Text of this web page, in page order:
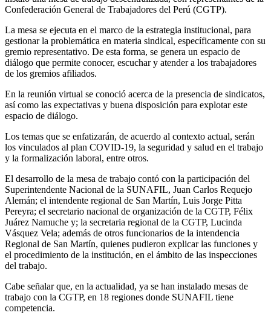
Confederación General de Trabajadores del Perú (CGTP).
La mesa se ejecuta en el marco de la estrategia institucional, para
gestionar la problemática en materia sindical, específicamente con su
gremio representativo. De esta forma, se genera un espacio de
diálogo que permite conocer, escuchar y atender a los trabajadores
de los gremios afiliados.
En la reunión virtual se conoció acerca de la presencia de sindicatos,
así como las expectativas y buena disposición para explotar este
espacio de diálogo.
Los temas que se enfatizarán, de acuerdo al contexto actual, serán
los vinculados al plan COVID-19, la seguridad y salud en el trabajo
y la formalización laboral, entre otros.
El desarrollo de la mesa de trabajo contó con la participación del
Superintendente Nacional de la SUNAFIL, Juan Carlos Requejo
Alemán; el intendente regional de San Martín, Luis Jorge Pitta
Pereyra; el secretario nacional de organización de la CGTP, Félix
Juárez Namuche y; la secretaria regional de la CGTP, Lucinda
Vásquez Vela; además de otros funcionarios de la intendencia
Regional de San Martín, quienes pudieron explicar las funciones y
el procedimiento de la institución, en el ámbito de las inspecciones
del trabajo.
Cabe señalar que, en la actualidad, ya se han instalado mesas de
trabajo con la CGTP, en 18 regiones donde SUNAFIL tiene
competencia.